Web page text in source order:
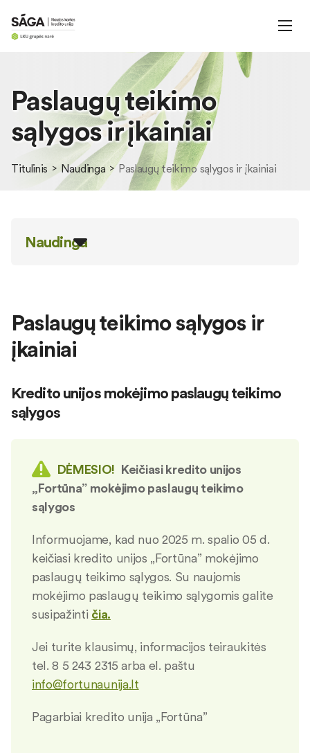
Paslaugų teikimo
sąlygos ir įkainiai
Titulinis Naudinga Paslaugų teikimo sąlygos ir įkainiai
Naudinga
Paslaugų teikimo sąlygos ir
įkainiai
Kredito unijos mokėjimo paslaugų teikimo
sąlygos
DĖMESIO! Keičiasi kredito unijos
„Fortūna” mokėjimo paslaugų teikimo
sąlygos
Informuojame, kad nuo 2025 m. spalio 05 d.
keičiasi kredito unijos „Fortūna” mokėjimo
paslaugų teikimo sąlygos. Su naujomis
mokėjimo paslaugų teikimo sąlygomis galite
susipažinti čia.
Jei turite klausimų, informacijos teiraukitės
tel. 8 5 243 2315 arba el. paštu
info@fortunaunija.lt
Pagarbiai kredito unija „Fortūna”